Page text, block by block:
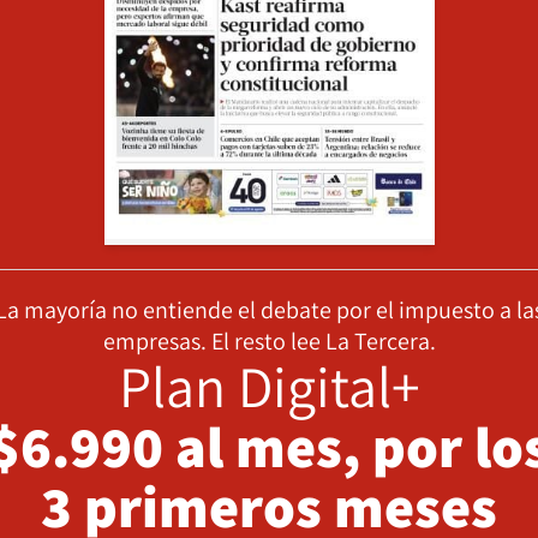
mayoría no entiende el debate por el impuesto a
empresas. El resto lee La Tercera.
Plan Digital+
al mes, por
3 primeros meses